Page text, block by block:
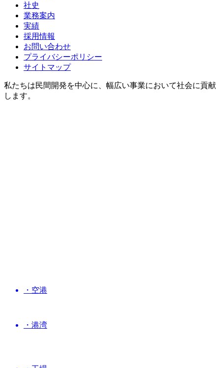
社史
業務案内
実績
採用情報
お問い合わせ
プライバシーポリシー
サイトマップ
私たちは民間開発を中心に、幅広い事業において社会に貢献
します。
・空港
・港湾